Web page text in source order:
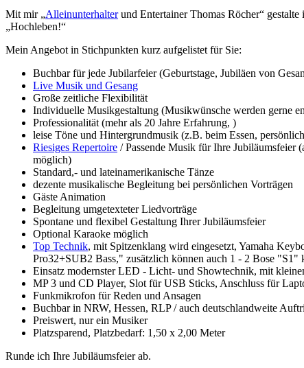
Mit mir „Alleinunterhalterund Entertainer Thomas Röcher“
„Hochleben!“
Mein Angebot in Stichpunkten kurz aufgelistet für Sie:
Buchbar für jede Jubilarfeier (Geburtstage, Jubiläen von
Live Musik und Gesang
Große zeitliche Flexibilität
Individuelle Musikgestaltung (Musikwünsche werden gerne
Professionalität (mehr als 20 Jahre Erfahrung, )
leise Töne und Hintergrundmusik (z.B. beim Essen,
Riesiges Repertoire / Passende Musik für Ihre Jubiläumsfeier
möglich)
Standard,- und lateinamerikanische Tänze
dezente musikalische Begleitung bei persönlichen Vorträgen
Gäste Animation
Begleitung umgetexteter Liedvorträge
Spontane und flexibel Gestaltung Ihrer Jubiläumsfeier
Optional Karaoke möglich
Top Technik, mit Spitzenklang wird eingesetzt, Yamaha
Pro32+SUB2 Bass," zusätzlich können auch 1 - 2 Bose
Einsatz modernster LED - Licht- und Showtechnik, mit
MP 3 und CD Player, Slot für USB Sticks, Anschluss für
Funkmikrofon für Reden und Ansagen
Buchbar in NRW, Hessen, RLP / auch deutschlandweite
Preiswert, nur ein Musiker
Platzsparend, Platzbedarf: 1,50 x 2,00 Meter
Runde ich Ihre Jubiläumsfeier ab.